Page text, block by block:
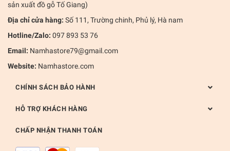
sản xuất đồ gỗ Tố Giang)
Địa chỉ cửa hàng: Số 111, Trường chinh, Phủ lý, Hà nam
Hotline/Zalo: 097 893 53 76
Email: Namhastore79@gmail.com
Website: Namhastore.com
CHÍNH SÁCH BẢO HÀNH
HỖ TRỢ KHÁCH HÀNG
CHẤP NHẬN THANH TOÁN